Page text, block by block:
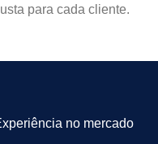
para cada cliente.
no mercado